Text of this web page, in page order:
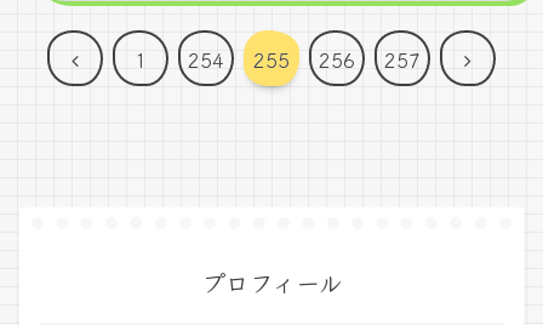
前
1 254 255 256 257
次
プロフィール